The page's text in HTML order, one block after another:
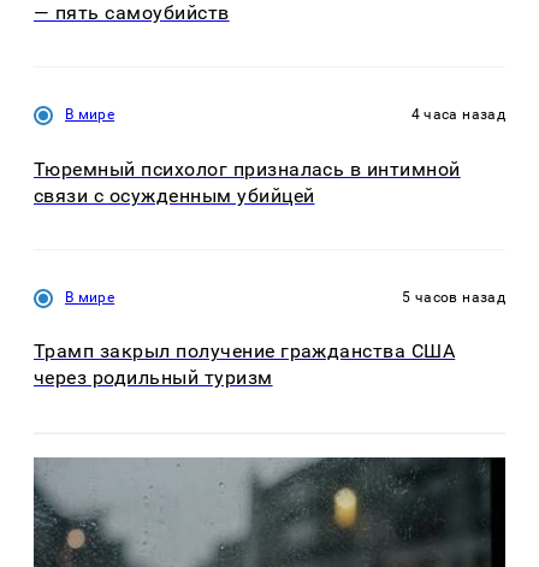
— пять самоубийств
В мире 4 часа назад
Тюремный психолог призналась в интимной
связи с осужденным убийцей
В мире 5 часов назад
Трамп закрыл получение гражданства США
через родильный туризм